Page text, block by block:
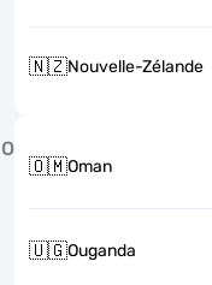
🇳🇿Nouvelle-Zélande
O
🇴🇲Oman
🇺🇬Ouganda